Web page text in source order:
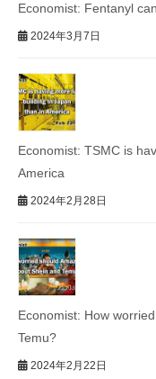
Economist: Fentanyl
2024年3月7日
Economist: TSMC is
America
2024年2月28日
Economist: How
Temu?
2024年2月22日